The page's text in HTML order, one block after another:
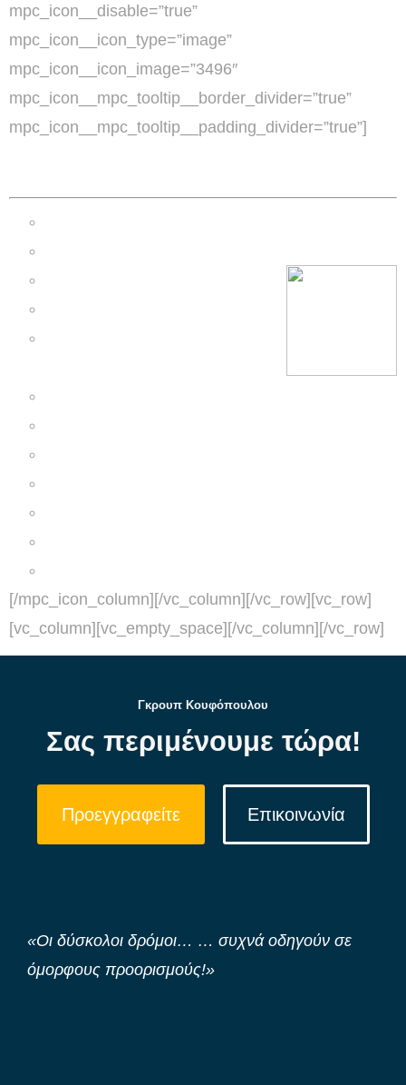
mpc_icon__disable=”true”
mpc_icon__icon_type=”image”
mpc_icon__icon_image=”3496″
mpc_icon__mpc_tooltip__border_divider=”true”
mpc_icon__mpc_tooltip__padding_divider=”true”]
[/mpc_icon_column][/vc_column][/vc_row][vc_row]
[vc_column][vc_empty_space][/vc_column][/vc_row]
Γκρουπ Κουφόπουλου
Σας περιμένουμε τώρα!
Προεγγραφείτε Επικοινωνία
«Οι δύσκολοι δρόμοι… … συχνά οδηγούν σε
όμορφους προορισμούς!»